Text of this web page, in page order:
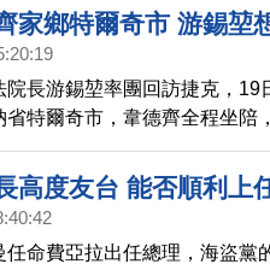
國國旗，韋德齊記者會上，也
待台灣代表團就是繼承前總統
表演說。
家鄉特爾奇市 游錫堃
院長游錫堃率團回訪捷克，19
省特爾奇市，韋德齊全程坐陪
是特爾奇市登錄為聯合國世界
鄉宜蘭，有海拔2000公尺以上
會員國，申請世界文化遺產
高度友台 能否順利上
任命費亞拉出任總理，海盜黨